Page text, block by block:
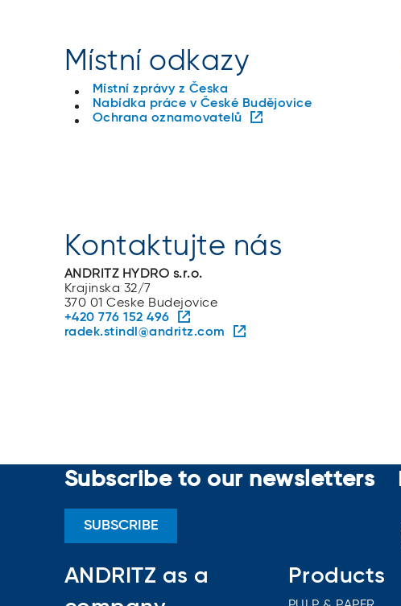
Místní odkazy
Místní zprávy z Česka
Nabídka práce v České Budějovice
Ochrana oznamovatelů
Kontaktujte nás
ANDRITZ HYDRO s.r.o.
Krajinska 32/7
370 01 Ceske Budejovice
+420 776 152 496
radek.stindl@andritz.com
Subscribe to our newsletters
SUBSCRIBE
ANDRITZ as a
Products